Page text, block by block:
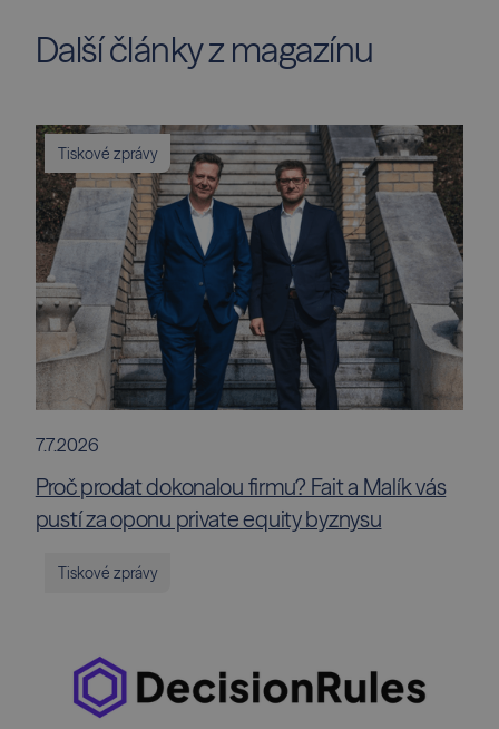
Další články z magazínu
Tiskové zprávy
7.7.2026
Proč prodat dokonalou firmu? Fait a Malík vás
pustí za oponu private equity byznysu
Tiskové zprávy